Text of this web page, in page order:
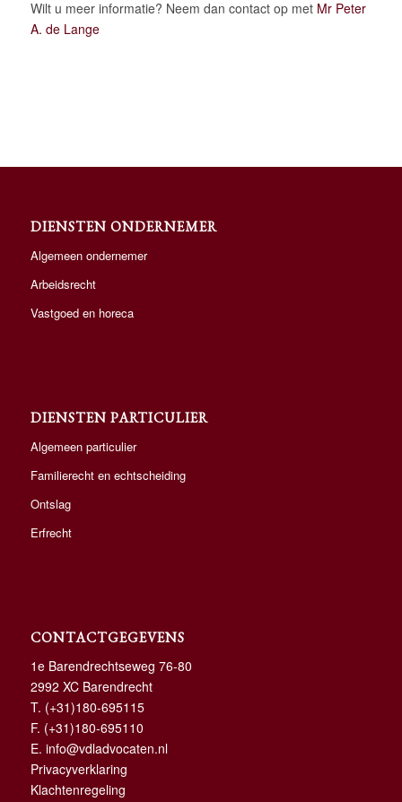
Wilt u meer informatie? Neem dan contact op met Mr Peter
A. de Lange
DIENSTEN ONDERNEMER
Algemeen ondernemer
Arbeidsrecht
Vastgoed en horeca
DIENSTEN PARTICULIER
Algemeen particulier
Familierecht en echtscheiding
Ontslag
Erfrecht
CONTACTGEGEVENS
1e Barendrechtseweg 76-80
2992 XC Barendrecht
T. (+31)180-695115
F. (+31)180-695110
E. info@vdladvocaten.nl
Privacyverklaring
Klachtenregeling